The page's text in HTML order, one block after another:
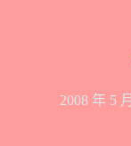
2008 年 5